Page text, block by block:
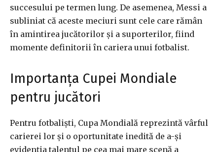
succesului pe termen lung. De asemenea, Messi a
subliniat că aceste meciuri sunt cele care rămân
în amintirea jucătorilor și a suporterilor, fiind
momente definitorii în cariera unui fotbalist.
Importanța Cupei Mondiale
pentru jucători
Pentru fotbaliști, Cupa Mondială reprezintă vârful
carierei lor și o oportunitate inedită de a-și
evidenția talentul pe cea mai mare scenă a